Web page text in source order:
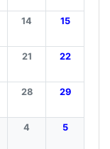
14 15
21 22
28 29
4 5